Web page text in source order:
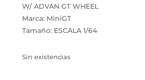
W/ ADVAN GT WHEEL
Marca: MiniGT
Tamaño: ESCALA 1/64
Sin existencias